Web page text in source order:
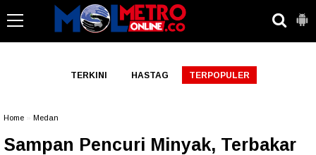
TERKINI HASTAG TERPOPULER
Home Medan
Sampan Pencuri Minyak, Terbakar